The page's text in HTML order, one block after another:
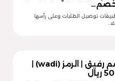
توصيل الطلبات وعلى رأسها
اكواد خصم رفيق | الرمز (wadi) |